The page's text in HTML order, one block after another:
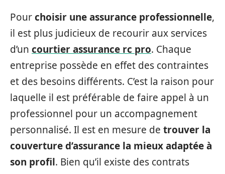
Pourchoisir une assurance professionnelle,
il est plus judicieux de recourir aux services
d’un courtier assurance rc pro. Chaque
entreprise possède en effet des contraintes
et des besoins différents. C’est la raison pour
laquelle il est préférable de faire appel à un
professionnel pour un accompagnement
personnalisé. Il est en mesure de trouver la
couverture d’assurance la mieux adaptée à
son profil. Bien qu’il existe des contrats